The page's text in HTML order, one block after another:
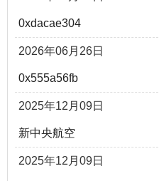
0xdacae304
2026年06月26日
0x555a56fb
2025年12月09日
新中央航空
2025年12月09日